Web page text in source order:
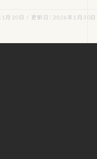
月20日 / 更新日：2026年1月30日